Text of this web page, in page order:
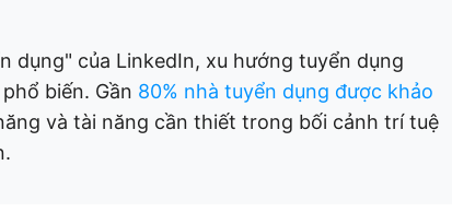
dụng" của LinkedIn, xu hướng tuyển dụng
biến. Gần 80% nhà tuyển dụng được khảo
và tài năng cần thiết trong bối cảnh trí tuệ